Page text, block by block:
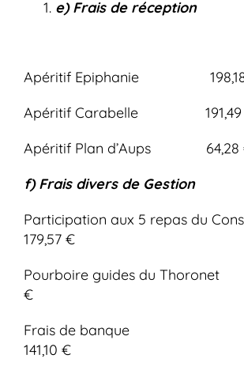
e) Frais de réception
Apéritif Epiphanie
Apéritif Carabelle 191,49
Apéritif Plan d’Aups 64,28
f) Frais divers de Gestion
Participation aux 5 repas du
179,57 €
Pourboire guides du
€
Frais de
141,10 €